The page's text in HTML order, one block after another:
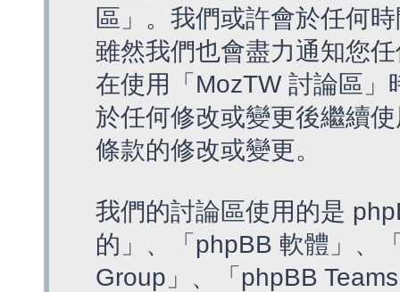
區」。我們或許會於任何
雖然我們也會盡力通知您
在使用「MozTW 討論區
於任何修改或變更後繼續
條款的修改或變更。
我們的討論區使用的是
的」、「phpBB 軟體」、
Group」、「phpBB